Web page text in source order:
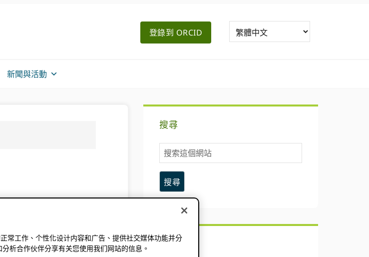
登錄到 ORCID
新聞與活動
資金來源。雖然一篇論文
欄
搜尋
搜
索
這
個
網
文档
常工作、个性化设计内容和广告、提供社交媒体功能并分
析合作伙伴分享有关您使用我们网站的信息。